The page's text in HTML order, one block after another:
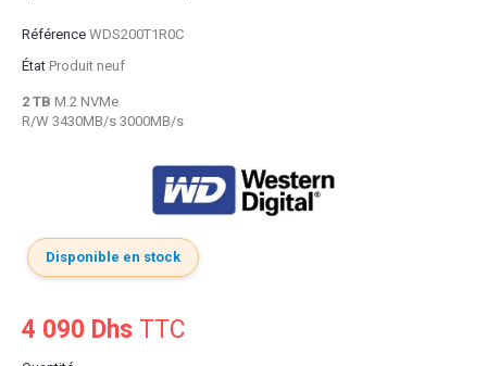
Référence WDS200T1R0C
État Produit neuf
2 TB M.2 NVMe
R/W 3430MB/s 3000MB/s
Disponible en stock
4 090 Dhs TTC